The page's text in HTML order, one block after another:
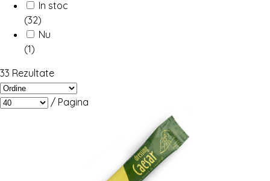
In stoc
(32)
Nu
(1)
33 Rezultate
/ Pagina